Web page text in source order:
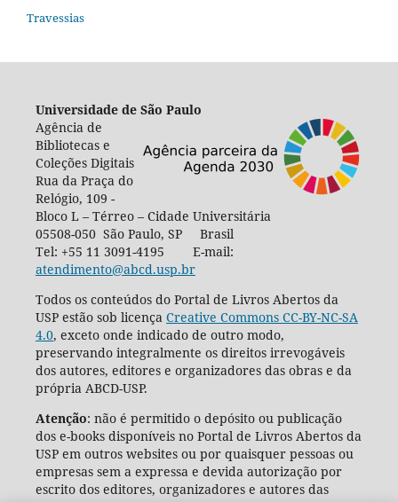
Travessias
Universidade de São Paulo
Agência de
Bibliotecas e
Coleções Digitais
Rua da Praça do
Relógio, 109 -
Bloco L – Térreo – Cidade Universitária
05508-050 São Paulo, SP Brasil
Tel: +55 11 3091-4195 E-mail:
atendimento@abcd.usp.br
Todos os conteúdos do Portal de Livros Abertos da
USP estão sob licença Creative Commons CC-BY-NC-SA
4.0, exceto onde indicado de outro modo,
preservando integralmente os direitos irrevogáveis
dos autores, editores e organizadores das obras e da
própria ABCD-USP.
Atenção: não é permitido o depósito ou publicação
dos e-books disponíveis no Portal de Livros Abertos da
USP em outros websites ou por quaisquer pessoas ou
empresas sem a expressa e devida autorização por
escrito dos editores, organizadores e autores das